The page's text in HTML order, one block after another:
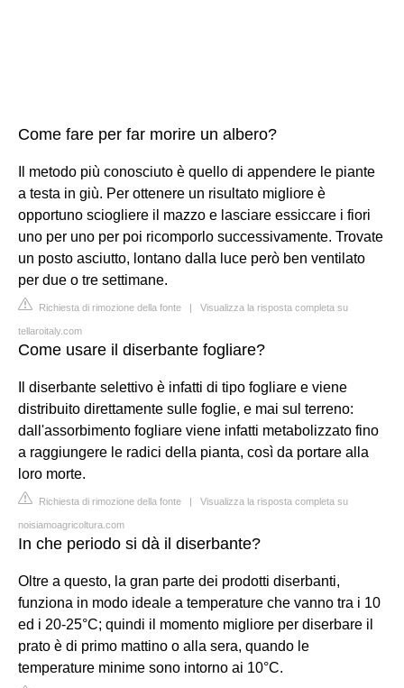
Come fare per far morire un albero?
Il metodo più conosciuto è quello di appendere le piante
a testa in giù. Per ottenere un risultato migliore è
opportuno sciogliere il mazzo e lasciare essiccare i fiori
uno per uno per poi ricomporlo successivamente. Trovate
un posto asciutto, lontano dalla luce però ben ventilato
per due o tre settimane.
Richiesta di rimozione della fonte | Visualizza la risposta completa su
tellaroitaly.com
Come usare il diserbante fogliare?
Il diserbante selettivo è infatti di tipo fogliare e viene
distribuito direttamente sulle foglie, e mai sul terreno:
dall'assorbimento fogliare viene infatti metabolizzato fino
a raggiungere le radici della pianta, così da portare alla
loro morte.
Richiesta di rimozione della fonte | Visualizza la risposta completa su
noisiamoagricoltura.com
In che periodo si dà il diserbante?
Oltre a questo, la gran parte dei prodotti diserbanti,
funziona in modo ideale a temperature che vanno tra i 10
ed i 20-25°C; quindi il momento migliore per diserbare il
prato è di primo mattino o alla sera, quando le
temperature minime sono intorno ai 10°C.